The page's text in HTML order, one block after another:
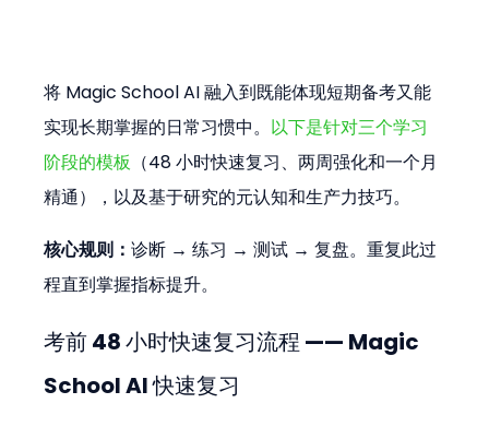
将 Magic School AI 融入到既能体现短期备考又能
实现长期掌握的日常习惯中。 以下是针对三个学习
阶段的模板 （48 小时快速复习、两周强化和一个月
精通），以及基于研究的元认知和生产力技巧。
核心规则：诊断 → 练习 → 测试 → 复盘。重复此过
程直到掌握指标提升。
考前 48 小时快速复习流程 —— Magic
School AI 快速复习